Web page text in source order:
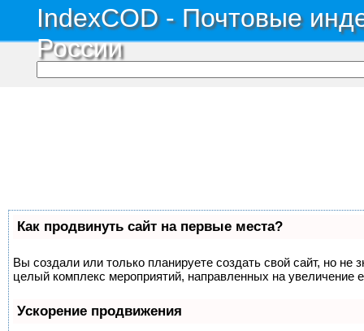
IndexCOD - Почтовые
России
Как продвинуть сайт на первые места?
Вы создали или только планируете создать свой сайт, но не
целый комплекс мероприятий, направленных на увеличение
Ускорение продвижения